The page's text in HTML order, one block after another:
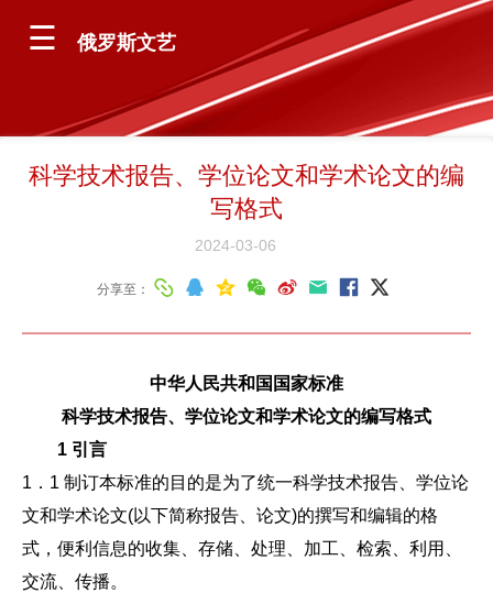
俄罗斯文艺
科学技术报告、学位论文和学术论文的编
写格式
2024-03-06
分享至：
中华人民共和国国家标准
科学技术报告、学位论文和学术论文的编写格式
1 引言
1．1 制订本标准的目的是为了统一科学技术报告、学位论
文和学术论文(以下简称报告、论文)的撰写和编辑的格
式，便利信息的收集、存储、处理、加工、检索、利用、
交流、传播。